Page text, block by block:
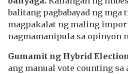
balitang pagbabayad ng mga
magpakalat ng maling
nagmamanipula sa opinyon
Gumamit ng Hybrid
ang manual vote counting